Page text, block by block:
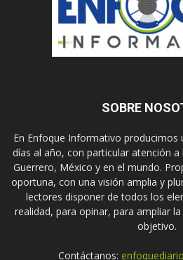
SOBRE
En Enfoque Informativo producimos
días al año, con particular atención
Guerrero, México y en el mundo.
oportuna, con una visión amplia y
lectores disponer de todos los
realidad, para opinar, para ampliar
objetivo.
Contáctanos: